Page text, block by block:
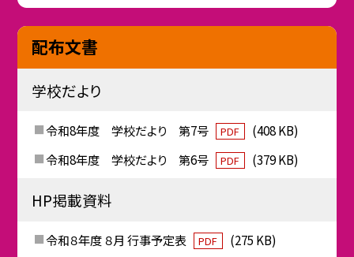
配布文書
学校だより
令和8年度 学校だより 第7号 PDF
(408 KB)
令和8年度 学校だより 第6号
PDF (379 KB)
HP掲載資料
令和８年度 ８月 行事予定表 PDF
(275 KB)